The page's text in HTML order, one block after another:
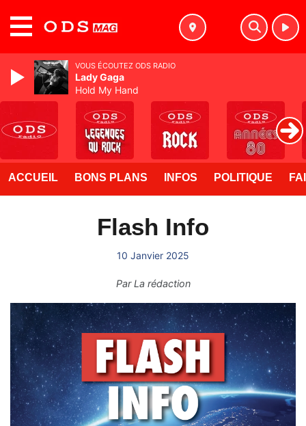
ACCUEIL BONS PLANS INFOS POLITIQUE
Flash Info
10 Janvier 2025
ParLa rédaction
VOUS ÉCOUTEZ ODS RADIO
Lady Gaga
Hold My Hand